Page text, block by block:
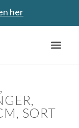
her
SORT